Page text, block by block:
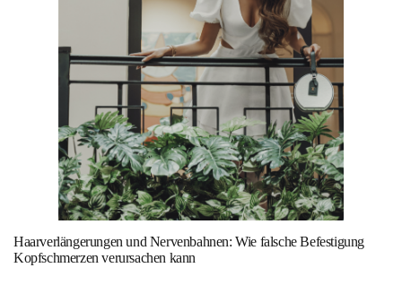
Haarverlängerungen und Nervenbahnen: Wie falsche Befestigung
Kopfschmerzen verursachen kann